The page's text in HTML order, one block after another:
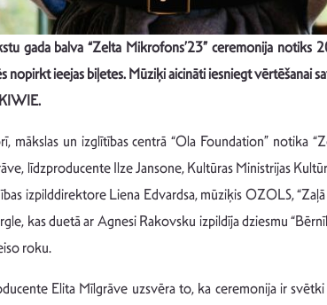
gada balva “Zelta Mikrofons’23” ceremonija notiks
nopirkt ieejas biļetes. Mūziķi aicināti iesniegt vērtēšanai
mākslas un izglītības centrā “Ola Foundation” notika
līdzproducente Ilze Jansone, Kultūras Ministrijas
izpilddirektore Liena Edvardsa, mūziķis OZOLS,
kas duetā ar Agnesi Rakovsku izpildīja dziesmu
roku.
Elita Mīlgrāve uzsvēra to, ka ceremonija ir